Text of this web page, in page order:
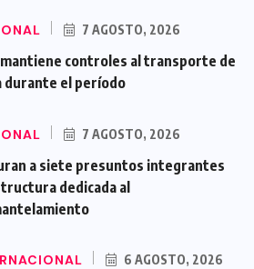
7 AGOSTO, 2026
controles al transporte de
durante el período
7 AGOSTO, 2026
a siete presuntos integrantes
dedicada al
6 AGOSTO, 2026